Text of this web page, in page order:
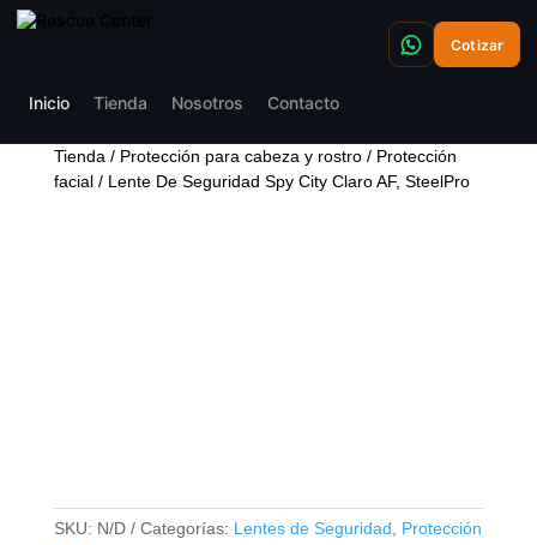
Inicio Tienda Nosotros Contacto
Cotizar
Tienda / Protección para cabeza y rostro/ Protección
facial/ Lente De Seguridad Spy City Claro AF, SteelPro
SKU: N/D Categorías: Lentes de Seguridad
Protección